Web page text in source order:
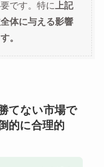
です。特に 上記
体に与える影響
。
てない市場で
的に合理的